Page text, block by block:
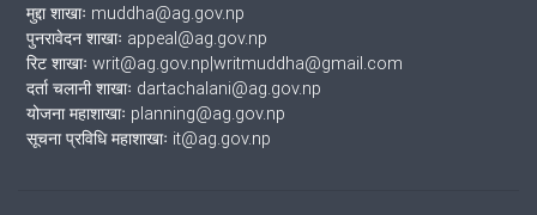
मुद्दा शाखाः muddha@ag.gov.np
पुनरावेदन शाखाः appeal@ag.gov.np
रिट शाखाः writ@ag.gov.np|writmuddha@gmail.com
दर्ता चलानी शाखाः dartachalani@ag.gov.np
योजना महाशाखाः planning@ag.gov.np
सूचना प्रविधि महाशाखाः it@ag.gov.np